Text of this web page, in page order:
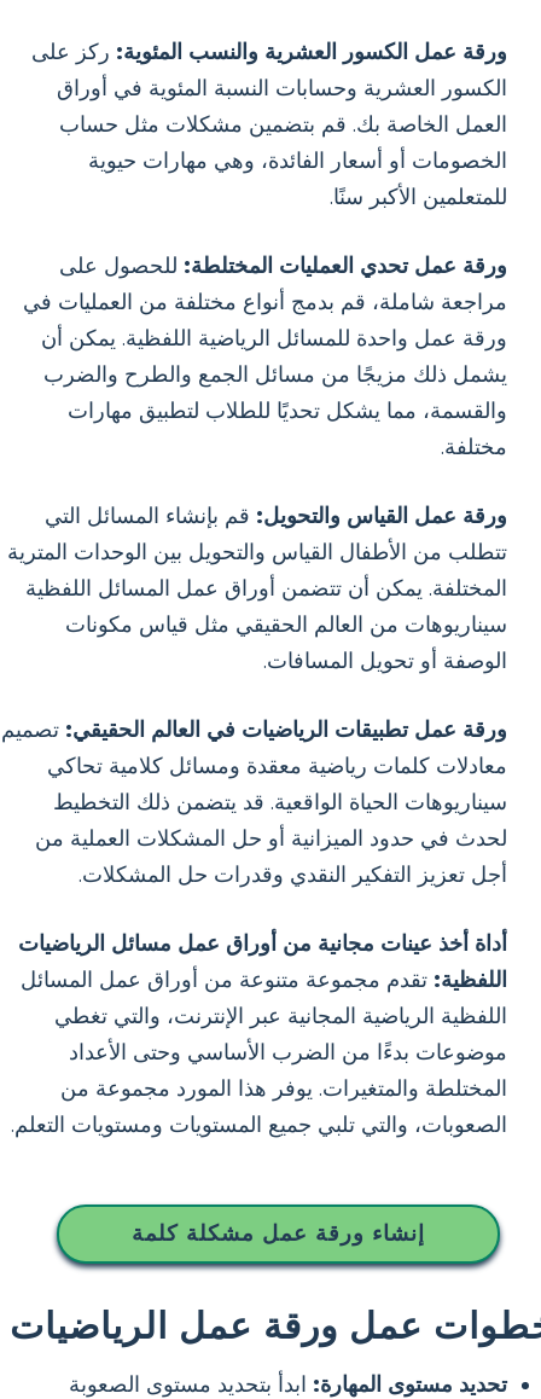
ورقة عمل الكسور العشرية والنسب المئوية: ركز على
الكسور العشرية وحسابات النسبة المئوية في أوراق
العمل الخاصة بك. قم بتضمين مشكلات مثل حساب
الخصومات أو أسعار الفائدة، وهي مهارات حيوية
للمتعلمين الأكبر سنًا.
ورقة عمل تحدي العمليات المختلطة: للحصول على
مراجعة شاملة، قم بدمج أنواع مختلفة من العمليات في
ورقة عمل واحدة للمسائل الرياضية اللفظية. يمكن أن
يشمل ذلك مزيجًا من مسائل الجمع والطرح والضرب
والقسمة، مما يشكل تحديًا للطلاب لتطبيق مهارات
مختلفة.
ورقة عمل القياس والتحويل: قم بإنشاء المسائل التي
تتطلب من الأطفال القياس والتحويل بين الوحدات المترية
المختلفة. يمكن أن تتضمن أوراق عمل المسائل اللفظية
سيناريوهات من العالم الحقيقي مثل قياس مكونات
الوصفة أو تحويل المسافات.
ورقة عمل تطبيقات الرياضيات في العالم الحقيقي: تصميم
معادلات كلمات رياضية معقدة ومسائل كلامية تحاكي
سيناريوهات الحياة الواقعية. قد يتضمن ذلك التخطيط
لحدث في حدود الميزانية أو حل المشكلات العملية من
أجل تعزيز التفكير النقدي وقدرات حل المشكلات.
أداة أخذ عينات مجانية من أوراق عمل مسائل الرياضيات
اللفظية: تقدم مجموعة متنوعة من أوراق عمل المسائل
اللفظية الرياضية المجانية عبر الإنترنت، والتي تغطي
موضوعات بدءًا من الضرب الأساسي وحتى الأعداد
المختلطة والمتغيرات. يوفر هذا المورد مجموعة من
الصعوبات، والتي تلبي جميع المستويات ومستويات التعلم.
إنشاء ورقة عمل مشكلة كلمة
عمل ورقة عمل الرياضيات
تحديد مستوى المهارة: ابدأ بتحديد مستوى الصعوبة